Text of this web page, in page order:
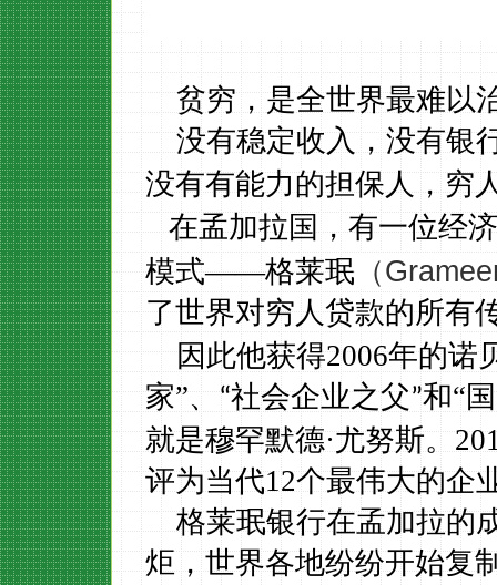
贫穷，是全世界最难以
没有稳定收入，没有银
没有有能力的担保人，穷
在孟加拉国，有一位经
模式——格莱珉 （
了世界对穷人贷款的所有
因此他获得2006年的诺
家”、“社会企业之父”和“
就是穆罕默德·尤努斯。
评为当代12个最伟大的企
格莱珉银行在孟加拉的
炬，世界各地纷纷开始复